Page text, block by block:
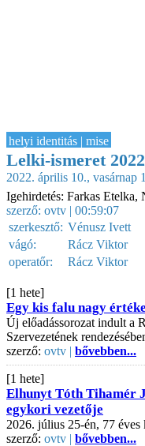
helyi identitás | mise
Lelki-ismeret
2022. április 10., vasárnap
Igehirdetés: Farkas Etelka,
szerző: ovtv | 00:59:07
szerkesztő: Vénusz Ivett
vágó:
Rácz Viktor
operatőr:
Rácz Viktor
[1 hete]
Egy kis falu nagy
Új előadássorozat indult a
Szervezetének
szerző: ovtv | bővebben...
[1 hete]
Elhunyt Tóth Tihamér
egykori vezetője
2026. július 25-én, 77
szerző: ovtv | bővebben...